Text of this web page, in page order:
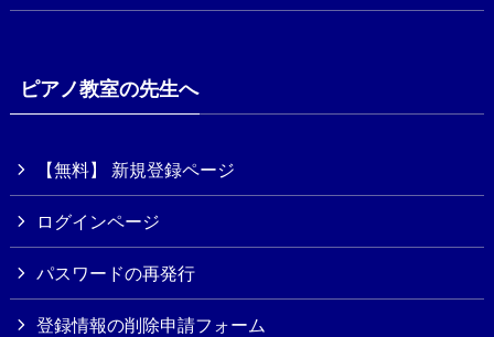
ピアノ教室の先生へ
【無料】 新規登録ページ
ログインページ
パスワードの再発行
登録情報の削除申請フォーム